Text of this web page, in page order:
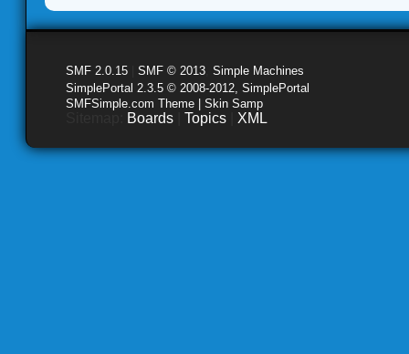
SMF 2.0.15 SMF © 2013 Simple Machines
SimplePortal 2.3.5 © 2008-2012, SimplePortal
SMFSimple.com Theme | Skin Samp
Boards Topics XML